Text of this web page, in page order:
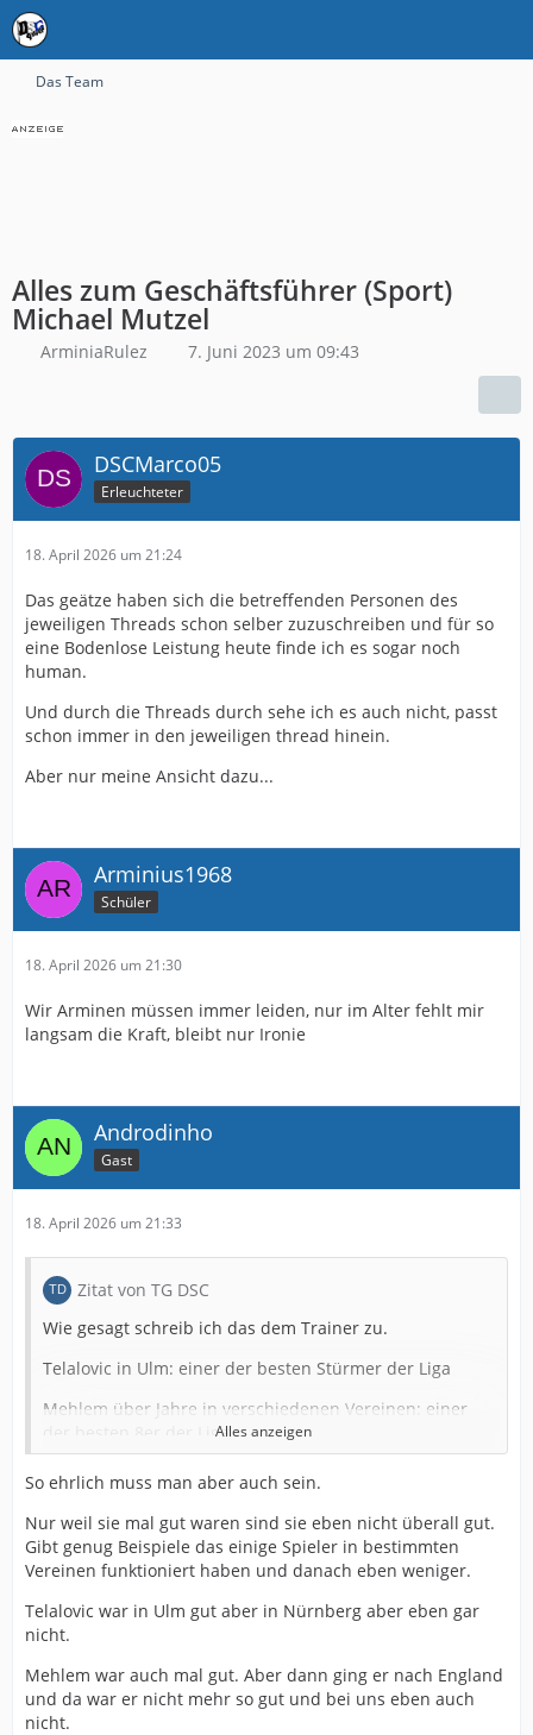
Das Team
Alles zum Geschäftsführer (Sport)
Michael Mutzel
ArminiaRulez 7. Juni 2023 um 09:43
DSCMarco05
Erleuchteter
18. April 2026 um 21:24
Das geätze haben sich die betreffenden Personen des
jeweiligen Threads schon selber zuzuschreiben und für so
eine Bodenlose Leistung heute finde ich es sogar noch
human.
Und durch die Threads durch sehe ich es auch nicht, passt
schon immer in den jeweiligen thread hinein.
Aber nur meine Ansicht dazu...
Arminius1968
Schüler
18. April 2026 um 21:30
Wir Arminen müssen immer leiden, nur im Alter fehlt mir
langsam die Kraft, bleibt nur Ironie
Androdinho
Gast
18. April 2026 um 21:33
Zitat von TG DSC
Wie gesagt schreib ich das dem Trainer zu.
Telalovic in Ulm: einer der besten Stürmer der Liga
Mehlem über Jahre in verschiedenen Vereinen: einer
der besten 8er der Liga
Rochelt: überdurchschnittlich guter Linksaußen und OM
in Elversberg
Bauer und Knochen: auf dem Papier eine IV der oberen
Tabellenhälfte
Das die reihenweise nicht funktionieren kann man
Mutzel jetzt nicht unbedingt ankreiden.
Alles anzeigen
So ehrlich muss man aber auch sein.
Nur weil sie mal gut waren sind sie eben nicht überall gut.
Gibt genug Beispiele das einige Spieler in bestimmten
Vereinen funktioniert haben und danach eben weniger.
Telalovic war in Ulm gut aber in Nürnberg aber eben gar
nicht.
Mehlem war auch mal gut. Aber dann ging er nach England
und da war er nicht mehr so gut und bei uns eben auch
nicht.